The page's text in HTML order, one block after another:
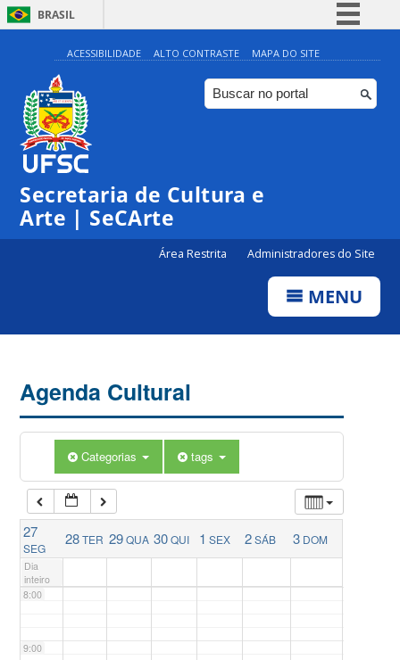
BRASIL
Simplifique!
Comunica BR
Participe
ACESSIBILIDADE ALTO CONTRASTE MAPA DO SITE
Secretaria de Cultura e
Arte | SeCArte
Área Restrita Administradores do Site
MENU
Agenda Cultural
Categorias tags
27
SEG
28TER 29QUA 30QUI 1 SEX 2SÁB 3 DOM
Dia
inteiro
0:00
1:00
5:00
6:00
7:00
8:00
9:00